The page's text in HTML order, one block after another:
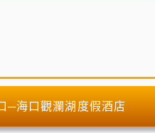
─海口觀瀾湖度假酒店